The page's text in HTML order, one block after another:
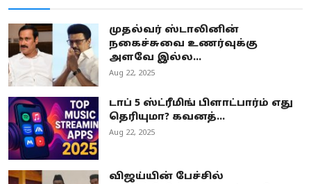
முதல்வர் ஸ்டாலினின்
நகைச்சுவை உணர்வுக்கு
அளவே இல்ல...
Aug 22, 2025
டாப் 5 ஸ்ட்ரீமிங் பிளாட்பார்ம் எது
தெரியுமா? கவனத்...
Aug 22, 2025
விஜய்யின் பேச்சில்